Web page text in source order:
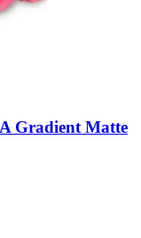
Gradient Matte